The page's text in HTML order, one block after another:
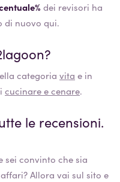
dei revisori ha
di nuovo qui.
?
categoria vita e in
cucinare e cenare.
le recensioni.
sei convinto che sia
Allora vai sul sito e